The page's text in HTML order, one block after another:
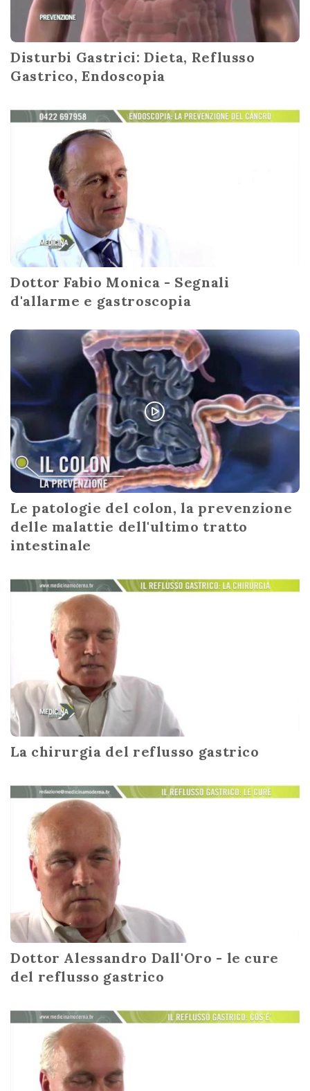
Disturbi Gastrici: Dieta, Reflusso
Gastrico, Endoscopia
Dottor Fabio Monica - Segnali
d'allarme e gastroscopia
Le patologie del colon, la prevenzione
delle malattie dell'ultimo tratto
intestinale
La chirurgia del reflusso gastrico
Dottor Alessandro Dall'Oro - le cure
del reflusso gastrico